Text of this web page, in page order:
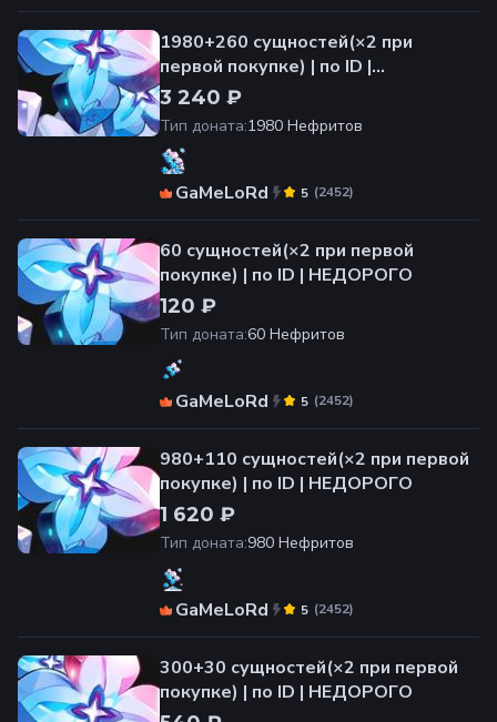
1980+260 сущностей(×2 при
первой покупке) | по ID |
НЕДОРОГО
3 240 ₽
Тип доната:1980 Нефритов
GaMeLoRd (2452)
5
60 сущностей(×2 при первой
покупке) | по ID | НЕДОРОГО
120 ₽
Тип доната:60 Нефритов
GaMeLoRd (2452)
5
980+110 сущностей(×2 при первой
покупке) | по ID | НЕДОРОГО
1 620 ₽
Тип доната:980 Нефритов
GaMeLoRd (2452)
5
300+30 сущностей(×2 при первой
покупке) | по ID | НЕДОРОГО